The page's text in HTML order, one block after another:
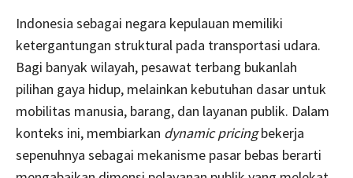
Indonesia sebagai negara kepulauan memiliki
ketergantungan struktural pada transportasi udara.
Bagi banyak wilayah, pesawat terbang bukanlah
pilihan gaya hidup, melainkan kebutuhan dasar untuk
mobilitas manusia, barang, dan layanan publik. Dalam
konteks ini, membiarkan dynamic pricingbekerja
sepenuhnya sebagai mekanisme pasar bebas berarti